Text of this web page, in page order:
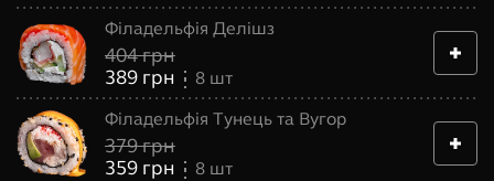
Філадельфія Делішз
404грн
389 грн 8 шт
Філадельфія Тунець та Вугор
379грн
359 грн 8 шт